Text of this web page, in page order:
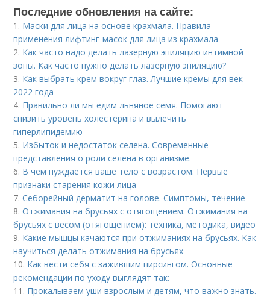
Последние обновления на сайте:
1. Маски для лица на основе крахмала. Правила
применения лифтинг-масок для лица из крахмала
2. Как часто надо делать лазерную эпиляцию интимной
зоны. Как часто нужно делать лазерную эпиляцию?
3. Как выбрать крем вокруг глаз. Лучшие кремы для век
2022 года
4. Правильно ли мы едим льняное семя. Помогают
снизить уровень холестерина и вылечить
гиперлипидемию
5. Избыток и недостаток селена. Современные
представления о роли селена в организме.
6. В чем нуждается ваше тело с возрастом. Первые
признаки старения кожи лица
7.Себорейный дерматит на голове. Cимптомы, течение
8.Отжимания на брусьях с отягощением. Отжимания на
брусьях с весом (отягощением): техника, методика, видео
9. Какие мышцы качаются при отжиманиях на брусьях. Как
научиться делать отжимания на брусьях
10. Как вести себя с зажившим пирсингом. Основные
рекомендации по уходу выглядят так:
11. Прокалываем уши взрослым и детям, что важно знать.